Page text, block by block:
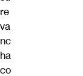
re
va
nc
ha
co